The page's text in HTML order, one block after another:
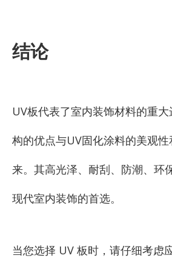
结论
UV板代表了室内装饰材料的重
构的优点与UV固化涂料的美观
来。其高光泽、耐刮、防潮、环
现代室内装饰的首选。
当您选择 UV 板时，请仔细考虑